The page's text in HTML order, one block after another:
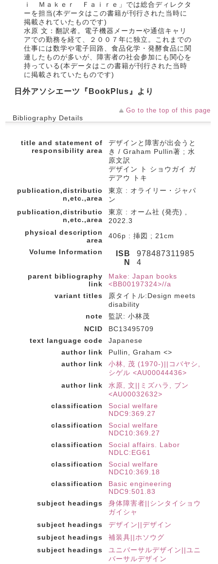
ｉ Ｍａｋｅｒ Ｆａｉｒｅ」では総合ディレクタ
ーを担当(本データはこの書籍が刊行された当時に
掲載されていたものです)
水原 文：翻訳者。電子機器メーカーや通信キャリ
アでの勤務を経て、２００７年に独立。これまでの
仕事には数学や電子回路、食品化学・発酵食品に関
連したものが多いが、障害者の社会参加にも関心を
持っている(本データはこの書籍が刊行された当時
に掲載されていたものです)
日外アソシエーツ『BookPlus』より
Go to the top of this page
Bibliography Details
title and statement of
responsibility area
デザインと障害が出会うと
き / Graham Pullin著 ; 水
原文訳
デザイン ト ショウガイ ガ
デアウ トキ
publication,distributio
n,etc.,area
東京 : オライリー・ジャパ
ン
publication,distributio
n,etc.,area
東京 : オーム社 (発売) ,
2022.3
physical description
area
406p : 挿図 ; 21cm
Volume Information
ISB
N
978487311985
4
parent bibliography
link
Make: Japan books
<BB00197324>//a
variant titles
原タイトル:Design meets
disability
note
監訳: 小林茂
NCID
BC13495709
text language code
Japanese
author link
Pullin, Graham <>
author link
小林, 茂 (1970-)||コバヤシ,
シゲル <AU00044436>
author link
水原, 文||ミズハラ, ブン
<AU00032632>
classification
Social welfare
NDC9:369.27
classification
Social welfare
NDC10:369.27
classification
Social affairs. Labor
NDLC:EG61
classification
Social welfare
NDC10:369.18
classification
Basic engineering
NDC9:501.83
subject headings
身体障害者||シンタイショウ
ガイシャ
subject headings
デザイン||デザイン
subject headings
補装具||ホソウグ
subject headings
ユニバーサルデザイン||ユニ
バーサルデザイン